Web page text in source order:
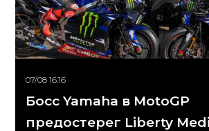
07/08 16:16
Босс Yamaha в MotoGP
предостерег Liberty